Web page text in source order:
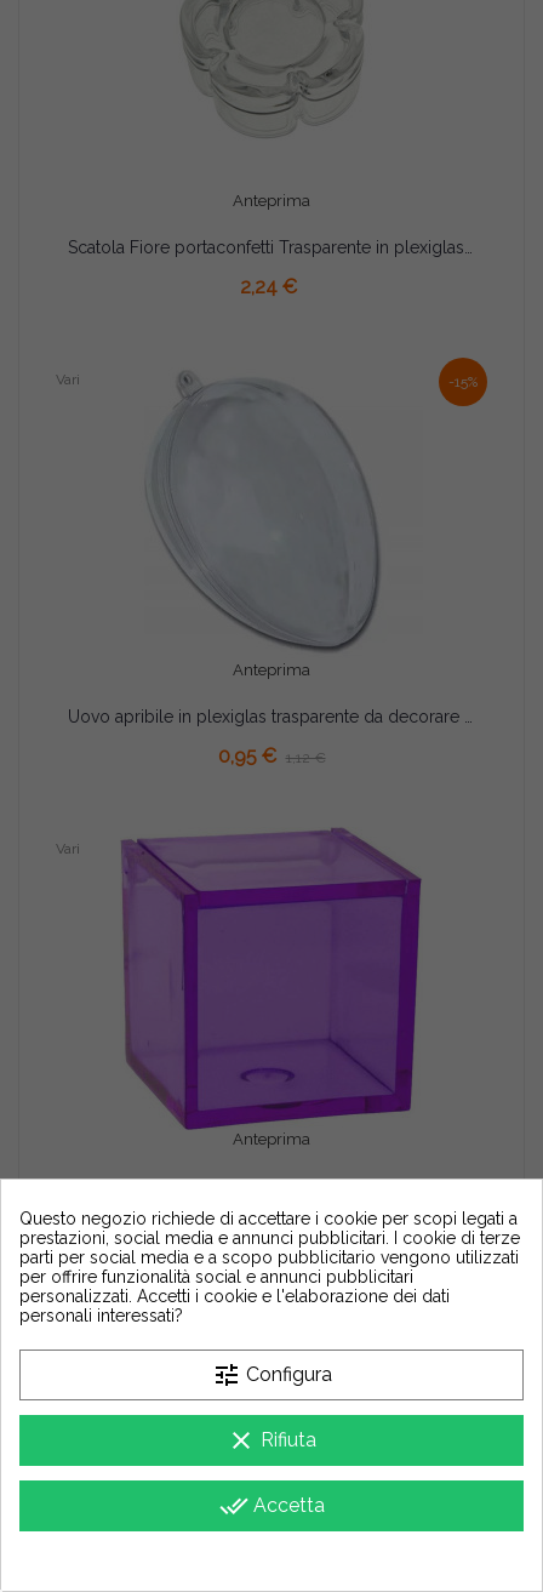
Anteprima
2,24 €
-15%
Anteprima
Vari
0,95 € 1,12 €
Anteprima
Vari
Scatola Cubo portaconfetti Viola Lilla Trasparente in plexiglas 5x5x5cm
0,89 €
Vari
Questo negozio richiede di accettare i cookie per scopi legati a
prestazioni, social media e annunci pubblicitari. I cookie di terze
parti per social media e a scopo pubblicitario vengono utilizzati
per offrire funzionalità social e annunci pubblicitari
personalizzati. Accetti i cookie e l'elaborazione dei dati
personali interessati?
tune Configura
clear Rifiuta
done_all Accetta